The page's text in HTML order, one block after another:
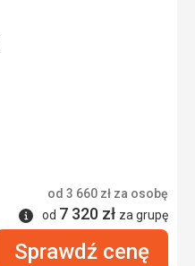
od 3 660 zł za osobę
Informacje
od 7 320 zł za grupę
Sprawdź cenę